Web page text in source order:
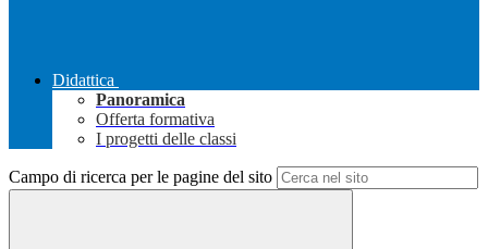
Didattica
Panoramica
Offerta formativa
I progetti delle classi
Campo di ricerca per le pagine del sito